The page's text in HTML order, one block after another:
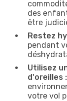
des
être
Restez
pendant
Utilisez
d'oreilles :
votre vol